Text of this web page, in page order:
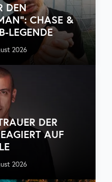
DEN
CHASE &
LEGENDE
2026
DER
AUF
2026